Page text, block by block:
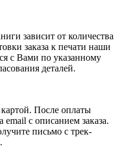
зависит от количества
заказа к печати наши
с Вами по указанному
деталей.
картой. После оплаты
с описанием заказа.
письмо с трек-